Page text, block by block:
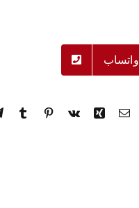
واتساب